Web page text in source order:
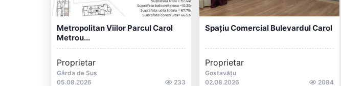
Metropolitan Viilor Parcul Carol
Metrou...
Proprietar
Gârda de Sus
05.08.2026
233
Spațiu Comercial Bulevardul Carol
Proprietar
Gostavățu
02.08.2026
2084